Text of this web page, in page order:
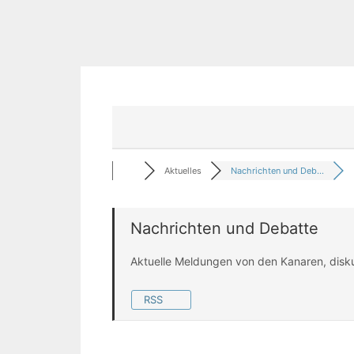
Aktuelles Nachrichten und Deb...
Nachrichten und Debatte
Aktuelle Meldungen von den Kanaren,
RSS